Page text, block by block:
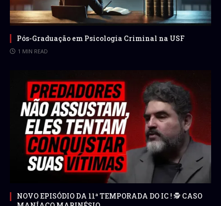
Pós-Graduação em Psicologia Criminal na USF
1 MIN READ
NOVO EPISÓDIO DA 11ª TEMPORADA DO IC ! 🕵 CASO